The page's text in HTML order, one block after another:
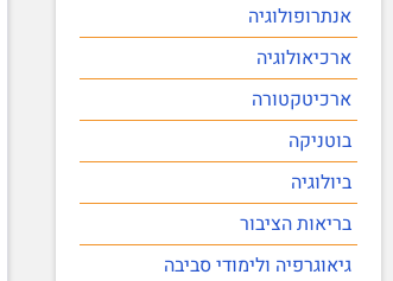
אנתרופולוגיה
ארכיאולוגיה
ארכיטקטורה
בוטניקה
ביולוגיה
בריאות הציבור
גיאוגרפיה ולימודי סביבה